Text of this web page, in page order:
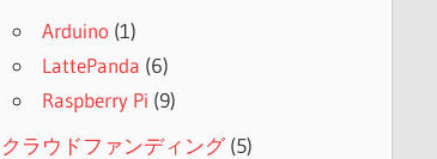
Arduino (1)
LattePanda (6)
Raspberry Pi (9)
クラウドファンディング(5)